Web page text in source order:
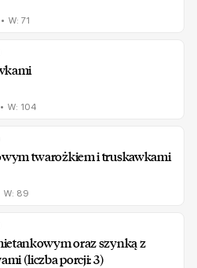
• W: 71
• W: 104
twarożkiem i truskawkami
W: 89
oraz szynką z
(liczba porcji: 3)